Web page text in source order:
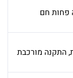
פחות חם
התקנה מורכבת